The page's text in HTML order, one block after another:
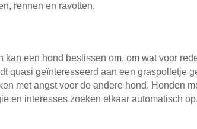
rennen en ravotten.
kan een hond beslissen om, om wat voor
quasi geïnteresseerd aan een graspolletje
met angst voor de andere hond. Honden
en interesses zoeken elkaar automatisch